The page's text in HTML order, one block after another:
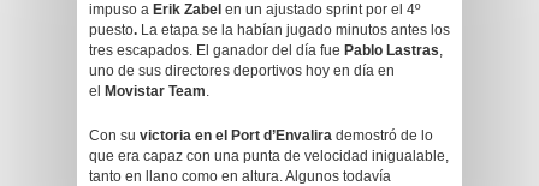
impuso a Erik Zabel en un ajustado sprint por el 4º
puesto. La etapa se la habían jugado minutos antes los
tres escapados. El ganador del día fue Pablo Lastras,
uno de sus directores deportivos hoy en día en
el
Movistar Team.
Con su victoria en el Port d’Envalira demostró de lo
que era capaz con una punta de velocidad inigualable,
tanto en llano como en altura. Algunos todavía